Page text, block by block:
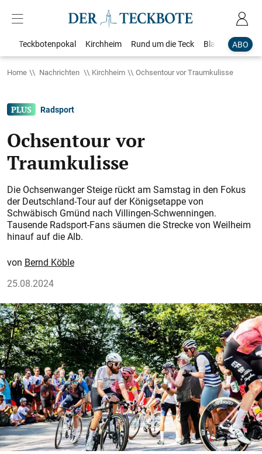
ABO
Teckbotenpokal Kirchheim Rund um die Teck Blaulicht
Home Nachrichten Kirchheim Ochsentour vor Traumkulisse
Radsport
Ochsentour vor
Traumkulisse
Die Ochsenwanger Steige rückt am Samstag in den Fokus
der Deutschland-Tour auf der Königsetappe von
Schwäbisch Gmünd nach Villingen-Schwenningen.
Tausende Radsport-Fans säumen die Strecke von Weilheim
hinauf auf die Alb.
Bernd Köble
25.08.2024